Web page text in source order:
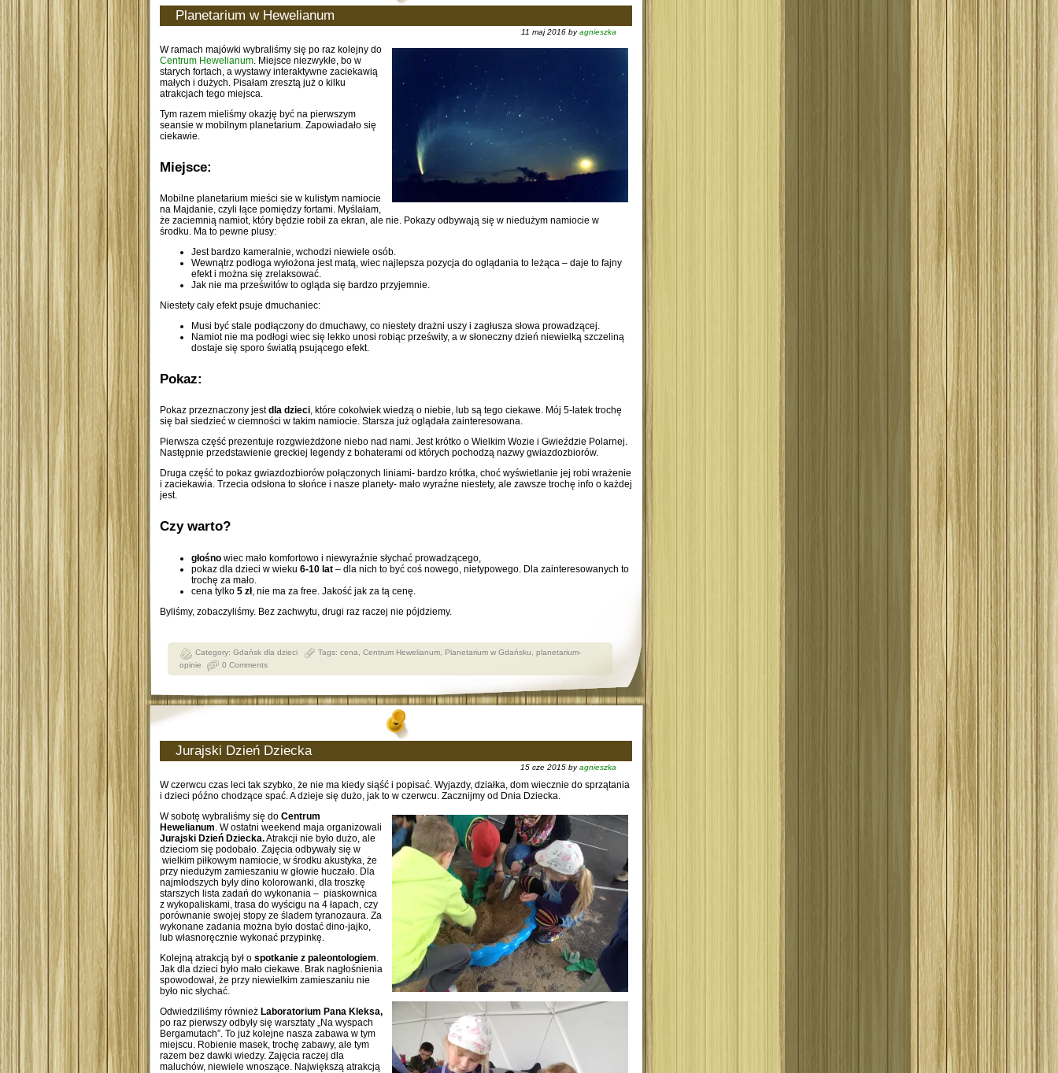
Planetarium w Hewelianum
11 maj 2016 byagnieszka
W ramach majówki wybraliśmy się po raz kolejny do
Centrum Hewelianum. Miejsce niezwykłe, bo w
starych fortach, a wystawy interaktywne zaciekawią
małych i dużych. Pisałam zresztą już o kilku
atrakcjach tego miejsca.
Tym razem mieliśmy okazję być na pierwszym
seansie w mobilnym planetarium. Zapowiadało się
ciekawie.
Miejsce:
Mobilne planetarium mieści sie w kulistym namiocie
na Majdanie, czyli łące pomiędzy fortami. Myślałam,
że zaciemnią namiot, który będzie robił za ekran, ale nie. Pokazy odbywają się w niedużym namiocie w
środku. Ma to pewne plusy:
Jest bardzo kameralnie, wchodzi niewiele osób.
Wewnątrz podłoga wyłożona jest matą, wiec najlepsza pozycja do oglądania to leżąca – daje to fajny
efekt i można się zrelaksować.
Jak nie ma prześwitów to ogląda się bardzo przyjemnie.
Niestety cały efekt psuje dmuchaniec:
Musi być stale podłączony do dmuchawy, co niestety drażni uszy i zagłusza słowa prowadzącej.
Namiot nie ma podłogi wiec się lekko unosi robiąc prześwity, a w słoneczny dzień niewielką szczeliną
dostaje się sporo światłą psującego efekt.
Pokaz:
Pokaz przeznaczony jestdla dzieci, które cokolwiek wiedzą o niebie, lub są tego ciekawe. Mój 5-latek trochę
się bał siedzieć w ciemności w takim namiocie. Starsza już oglądała zainteresowana.
Pierwsza część prezentuje rozgwieżdżone niebo nad nami. Jest krótko o Wielkim Wozie i Gwieździe Polarnej.
Następnie przedstawienie greckiej legendy z bohaterami od których pochodzą nazwy gwiazdozbiorów.
Druga część to pokaz gwiazdozbiorów połączonych liniami- bardzo krótka, choć wyświetlanie jej robi wrażenie
i zaciekawia. Trzecia odsłona to słońce i nasze planety- mało wyraźne niestety, ale zawsze trochę info o każdej
jest.
Czy warto?
głośno wiec mało komfortowo i niewyraźnie słychać prowadzącego,
pokaz dla dzieci w wieku 6-10 lat – dla nich to być coś nowego, nietypowego. Dla zainteresowanych to
trochę za mało.
cena tylko 5 zł, nie ma za free. Jakość jak za tą cenę.
Byliśmy, zobaczyliśmy. Bez zachwytu, drugi raz raczej nie pójdziemy.
Category: Gdańsk dla dzieci Tags: cena Centrum Hewelianum Planetarium w Gdańsku
planetarium-
opinie
0 Comments
Jurajski Dzień Dziecka
15 cze 2015 byagnieszka
W czerwcu czas leci tak szybko, że nie ma kiedy siąść i popisać. Wyjazdy, działka, dom wiecznie do sprzątania
i dzieci późno chodzące spać. A dzieje się dużo, jak to w czerwcu. Zacznijmy od Dnia Dziecka.
W sobotę wybraliśmy się do Centrum
Hewelianum . W ostatni weekend maja organizowali
Jurajski Dzień Dziecka.Atrakcji nie było dużo, ale
dzieciom się podobało. Zajęcia odbywały się w
wielkim piłkowym namiocie, w środku akustyka, że
przy niedużym zamieszaniu w głowie huczało. Dla
najmłodszych były dino kolorowanki, dla troszkę
starszych lista zadań do wykonania – piaskownica
z wykopaliskami, trasa do wyścigu na 4 łapach, czy
porównanie swojej stopy ze śladem tyranozaura. Za
wykonane zadania można było dostać dino-jajko,
lub własnoręcznie wykonać przypinkę.
Kolejną atrakcją był o spotkanie z paleontologiem
Jak dla dzieci było mało ciekawe. Brak nagłośnienia
spowodował, że przy niewielkim zamieszaniu nie
było nic słychać.
Odwiedziliśmy również Laboratorium Pana Kleksa,
po raz pierwszy odbyły się warsztaty „Na wyspach
Bergamutach”. To już kolejne nasza zabawa w tym
miejscu. Robienie masek, trochę zabawy, ale tym
razem bez dawki wiedzy. Zajęcia raczej dla
maluchów, niewiele wnoszące. Największą atrakcją